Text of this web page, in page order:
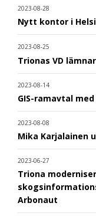
2023-08-28
Nytt kontor i
2023-08-25
Trionas VD lämnar
2023-08-14
GIS-ramavtal
2023-08-08
Mika Karjalainen
2023-06-27
Triona
Arbonaut